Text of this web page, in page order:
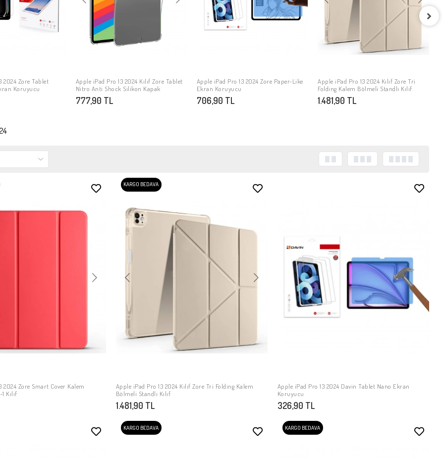
EKLE
2024 Zore Tablet
Koruyucu
SEPETE EKLE
Apple iPad Pro 13 2024 Kılıf Zore Tablet
Nitro Anti Shock Silikon Kapak
777,90 TL
SEPETE EKLE
Apple iPad Pro 13 2024 Zore Paper-Like
Ekran Koruyucu
706,90 TL
SEPETE EKLE
Apple iPad Pro 13 2024 Kılıf Zore Tri
Folding Kalem Bölmeli Standlı Kılıf
1.481,90 TL
SEPETE EKLE
2024 Zore Smart Cover Kalem
Kılıf
KARGO BEDAVA
SEPETE EKLE
Apple iPad Pro 13 2024 Kılıf Zore Tri Folding Kalem
Bölmeli Standlı Kılıf
1.481,90 TL
SEPETE EKLE
Apple iPad Pro 13 2024 Davin Tablet Nano Ekran
Koruyucu
326,90 TL
KARGO BEDAVA KARGO BEDAVA